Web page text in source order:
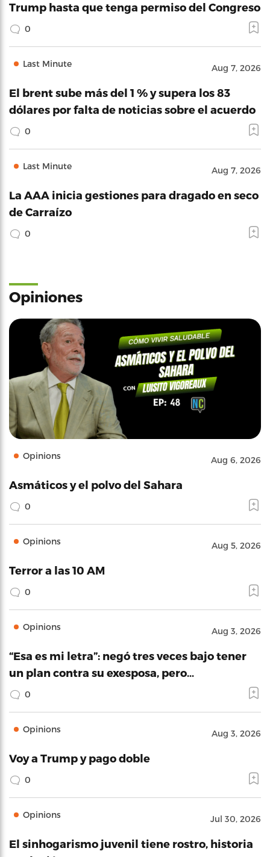
Trump hasta que tenga permiso del Congreso
0
Last Minute Aug 7, 2026
El brent sube más del 1 % y supera los 83
dólares por falta de noticias sobre el acuerdo
0
Last Minute Aug 7, 2026
La AAA inicia gestiones para dragado en seco
de Carraízo
0
Opiniones
Opinions Aug 6, 2026
Asmáticos y el polvo del Sahara
0
Opinions Aug 5, 2026
Terror a las 10 AM
0
Opinions Aug 3, 2026
“Esa es mi letra”: negó tres veces bajo tener
un plan contra su exesposa, pero…
0
Opinions Aug 3, 2026
Voy a Trump y pago doble
0
Opinions Jul 30, 2026
El sinhogarismo juvenil tiene rostro, historia